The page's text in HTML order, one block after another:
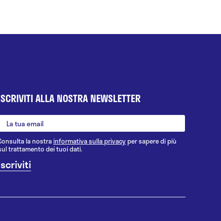
ALLA NOSTRA NEWSLETTER
la nostrainformativa sulla privacy per sapere di più
trattamento dei tuoi dati.